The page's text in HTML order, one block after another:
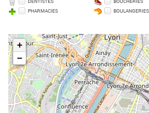
PHARMACIES
BOULANGERIES
+
−